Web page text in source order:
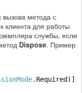
метода с
клиента для работы
службы, если
Dispose. Пример